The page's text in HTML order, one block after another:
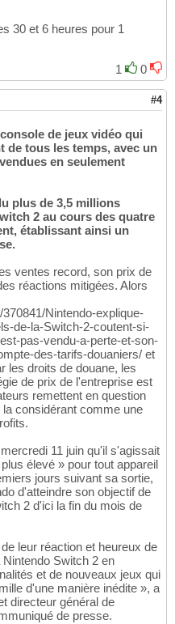
30 et 6 heures pour 1
1
0
#4
de jeux vidéo qui
de tous les temps, avec un
en seulement
plus de 3,5 millions
2 au cours des quatre
établissant ainsi un
ventes record, son prix de
réactions mitigées. Alors
Nintendo-explique-
de-la-Switch-2-coutent-si-
pas-vendu-a-perte-et-son-
des-tarifs-douaniers/ et
les droits de douane, les
de prix de l'entreprise est
remettent en question
considérant comme une
11 juin qu'il s'agissait
élevé » pour tout appareil
jours suivant sa sortie,
d'atteindre son objectif de
2 d'ici la fin du mois de
leur réaction et heureux de
Switch 2 en
et de nouveaux jeux qui
d'une manière inédite », a
directeur général de
de presse.